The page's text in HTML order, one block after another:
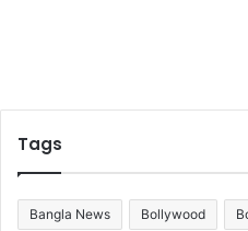
ল
খা
র
Tags
Bangla News Bollywood